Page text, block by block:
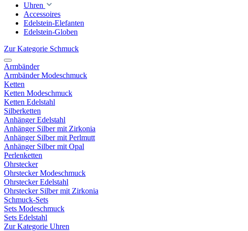
Uhren
Accessoires
Edelstein-Elefanten
Edelstein-Globen
Zur Kategorie Schmuck
Armbänder
Armbänder Modeschmuck
Ketten
Ketten Modeschmuck
Ketten Edelstahl
Silberketten
Anhänger Edelstahl
Anhänger Silber mit Zirkonia
Anhänger Silber mit Perlmutt
Anhänger Silber mit Opal
Perlenketten
Ohrstecker
Ohrstecker Modeschmuck
Ohrstecker Edelstahl
Ohrstecker Silber mit Zirkonia
Schmuck-Sets
Sets Modeschmuck
Sets Edelstahl
Zur Kategorie Uhren